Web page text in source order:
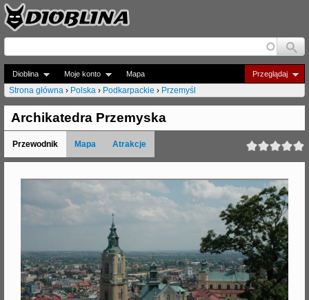
Jump to navigation
Dioblina Moje konto Przeglądaj
Mapa
J
e
s
Strona główna › Polska › Podkarpackie › Przemyśl
Archikatedra Przemyska
Przewodnik Mapa Atrakcje